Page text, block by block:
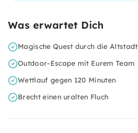
Was erwartet Dich
Magische Quest durch die Altstadt
Outdoor-Escape mit Eurem Team
Wettlauf gegen 120 Minuten
Brecht einen uralten Fluch